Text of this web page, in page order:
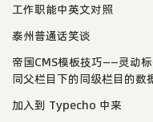
工作职能中英文对照
泰州普通话笑谈
帝国CMS模板技巧——灵动
同父栏目下的同级栏目的数
加入到 Typecho 中来